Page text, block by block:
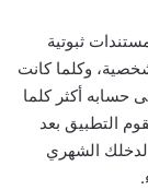
ثبوتية
وكلما كانت
حسابه أكثر كلما
التطبيق بعد
لدخلك الشهري